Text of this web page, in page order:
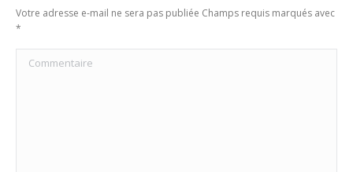
Votre adresse e-mail ne sera pas publiée Champs requis marqués avec
*
Commentaire